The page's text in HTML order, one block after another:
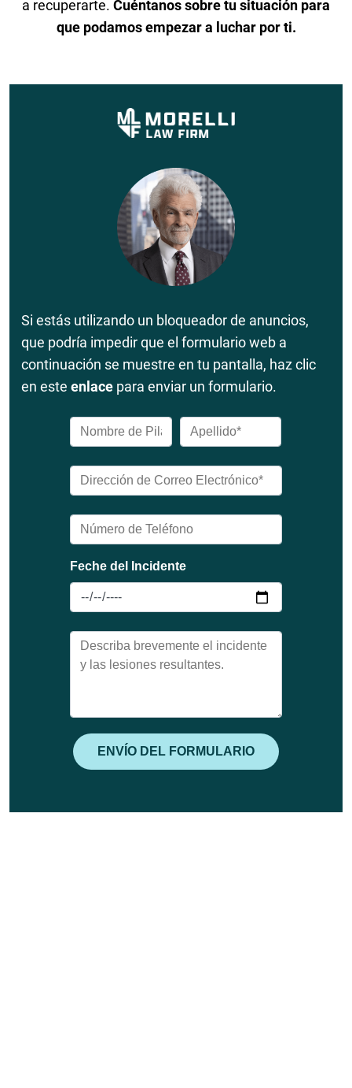
a recuperarte. Cuéntanos sobre tu situación para
que podamos empezar a luchar por ti.
Si estás utilizando un bloqueador de anuncios,
que podría impedir que el formulario web a
continuación se muestre en tu pantalla, haz clic
en este enlace para enviar un formulario.